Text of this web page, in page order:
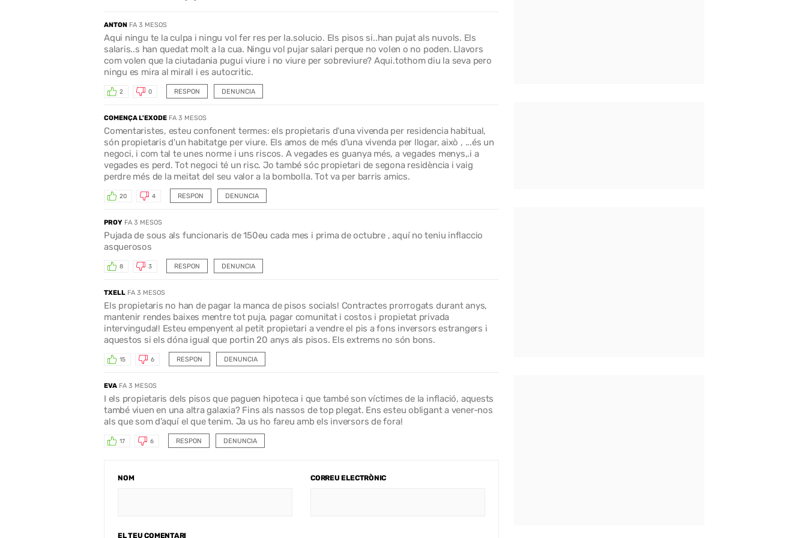
ANTON FA 3 MESOS
Aqui ningu te la culpa i ningu vol fer res per la.solucio. Els pisos si..han pujat als nuvols. Els
salaris..s han quedat molt a la cua. Ningu vol pujar salari perque no volen o no poden. Llavors
com volen que la ciutadania pugui viure i no viure per sobreviure? Aqui.tothom diu la seva pero
ningu es mira al mirall i es autocritic.
RESPON
2 0 DENUNCIA
COMENÇA L'EXODE FA 3 MESOS
Comentaristes, esteu confonent termes: els propietaris d'una vivenda per residencia habitual,
són propietaris d'un habitatge per viure. Els amos de més d'una vivenda per llogar, això , ...és un
negoci, i com tal te unes norme i uns riscos. A vegades es guanya més, a vegades menys,.i a
vegades es perd. Tot negoci té un risc. Jo també sóc propietari de segona residència i vaig
perdre més de la meitat del seu valor a la bombolla. Tot va per barris amics.
RESPON
20 4 DENUNCIA
PROY FA 3 MESOS
Pujada de sous als funcionaris de 150eu cada mes i prima de octubre , aquí no teniu inflaccio
asquerosos
RESPON
8 3 DENUNCIA
TXELL FA 3 MESOS
Els propietaris no han de pagar la manca de pisos socials! Contractes prorrogats durant anys,
mantenir rendes baixes mentre tot puja, pagar comunitat i costos i propietat privada
intervinguda!! Esteu empenyent al petit propietari a vendre el pis a fons inversors estrangers i
aquestos si els dóna igual que portin 20 anys als pisos. Els extrems no són bons.
RESPON
15 6 DENUNCIA
EVA FA 3 MESOS
I els propietaris dels pisos que paguen hipoteca i que també son víctimes de la inflació, aquests
també viuen en una altra galaxia? Fins als nassos de top plegat. Ens esteu obligant a vener-nos
als que som d’aquí el que tenim. Ja us ho fareu amb els inversors de fora!
RESPON
17 6 DENUNCIA
NOM CORREU ELECTRÒNIC
EL TEU COMENTARI